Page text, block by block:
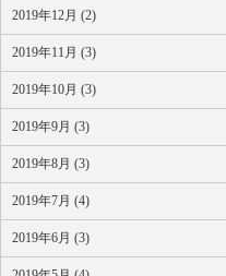
2019年12月 (2)
2019年11月 (3)
2019年10月 (3)
2019年9月 (3)
2019年8月 (3)
2019年7月 (4)
2019年6月 (3)